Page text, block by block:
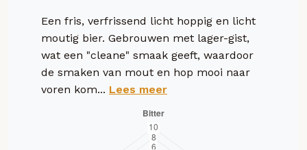
Een fris, verfrissend licht hoppig en licht
moutig bier. Gebrouwen met lager-gist,
wat een "cleane" smaak geeft, waardoor
de smaken van mout en hop mooi naar
voren kom... Lees meer